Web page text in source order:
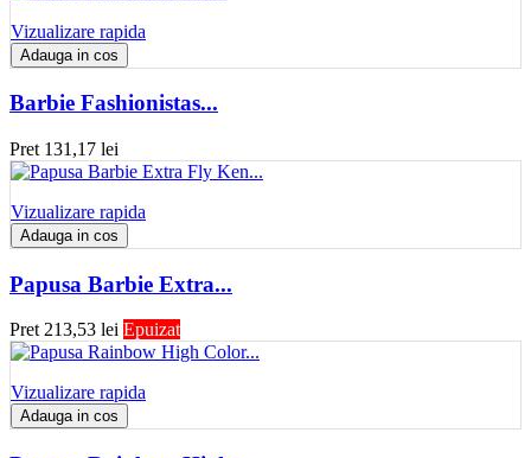
Vizualizare rapida
Adauga in cos
Barbie Fashionistas...
Pret 131,17 lei
Vizualizare rapida
Adauga in cos
Papusa Barbie Extra...
Pret 213,53 lei Epuizat
Vizualizare rapida
Adauga in cos